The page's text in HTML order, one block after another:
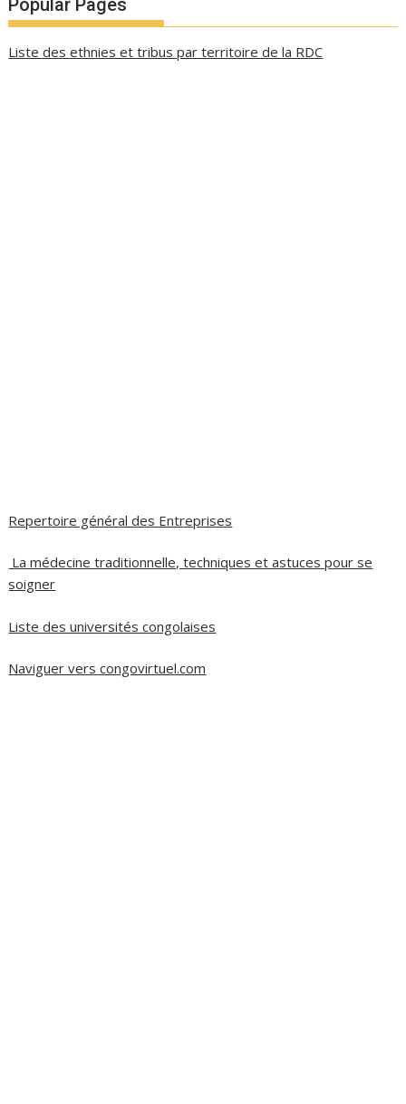
Liste des ethnies et tribus par territoire de la RDC
Repertoire général des Entreprises
La médecine traditionnelle, techniques et astuces pour se
soigner
Liste des universités congolaises
Naviguer vers congovirtuel.com